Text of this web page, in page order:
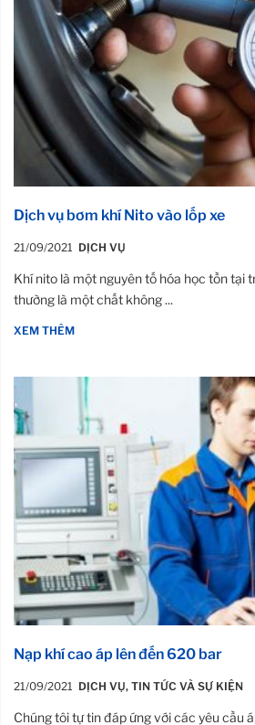
Dịch vụ bơm khí Nito vào lốp xe
21/09/2021 DỊCH VỤ
Khí nito là một nguyên tố hóa học tồn tại
thường là một chất không ...
XEM THÊM
Nạp khí cao áp lên đến 620 bar
21/09/2021 DỊCH VỤ, TIN TỨC VÀ SỰ KIỆN
Chúng tôi tự tin đáp ứng với các yêu cầu